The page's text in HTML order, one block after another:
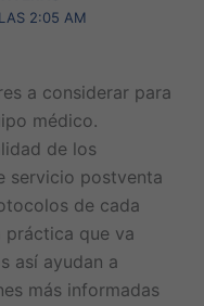
2:05 AM
a considerar para
médico.
de los
servicio postventa
de cada
que va
así ayudan a
más informadas